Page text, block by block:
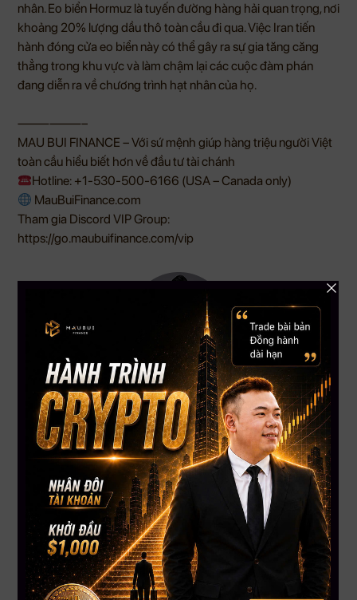
nhân. Eo biển Hormuz là tuyến đường hàng hải quan trọng, nơi
khoảng 20% lượng dầu thô toàn cầu đi qua. Việc Iran tiến
hành đóng cửa eo biển này có thể gây ra sự gia tăng căng
thẳng trong khu vực và làm chậm lại các cuộc đàm phán
đang diễn ra về chương trình hạt nhân của họ.
——————–
MAU BUI FINANCE – Với sứ mệnh giúp hàng triệu người Việt
toàn cầu hiểu biết hơn về đầu tư tài chánh
Hotline: +1-530-500-6166 (USA – Canada only)
MauBuiFinance.com
Tham gia Discord VIP Group:
https://go.maubuifinance.com/vip
FOUNDER & CEO MAU BUI FINANCE
CEO MBF
Với kinh nghiệm chinh chiến gần 12 năm Trading Crypto và 8 năm Trading
Stock USA. CEO Mau Bui sở hữu số lượng học viên trên toàn cầu lên đến
gần 5000+, kênh Youtube đạt Nút Bạc với hơn 108,000 Subscribers. CEO
Mau Bui sẽ là người coaching hướng dẫn, chia sẻ kinh nghiệm & đồng hành
phù hợp nhất cho bạn.